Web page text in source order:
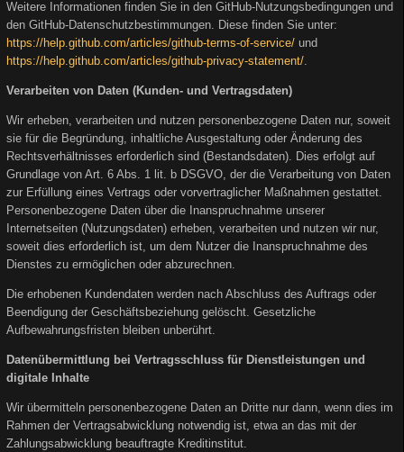
Weitere Informationen finden Sie in den GitHub-Nutzungsbedingungen und
den GitHub-Datenschutzbestimmungen. Diese finden Sie unter:
https://help.github.com/articles/github-terms-of-service/ und
https://help.github.com/articles/github-privacy-statement/.
Verarbeiten von Daten (Kunden- und Vertragsdaten)
Wir erheben, verarbeiten und nutzen personenbezogene Daten nur, soweit
sie für die Begründung, inhaltliche Ausgestaltung oder Änderung des
Rechtsverhältnisses erforderlich sind (Bestandsdaten). Dies erfolgt auf
Grundlage von Art. 6 Abs. 1 lit. b DSGVO, der die Verarbeitung von Daten
zur Erfüllung eines Vertrags oder vorvertraglicher Maßnahmen gestattet.
Personenbezogene Daten über die Inanspruchnahme unserer
Internetseiten (Nutzungsdaten) erheben, verarbeiten und nutzen wir nur,
soweit dies erforderlich ist, um dem Nutzer die Inanspruchnahme des
Dienstes zu ermöglichen oder abzurechnen.
Die erhobenen Kundendaten werden nach Abschluss des Auftrags oder
Beendigung der Geschäftsbeziehung gelöscht. Gesetzliche
Aufbewahrungsfristen bleiben unberührt.
Datenübermittlung bei Vertragsschluss für Dienstleistungen und
digitale Inhalte
Wir übermitteln personenbezogene Daten an Dritte nur dann, wenn dies im
Rahmen der Vertragsabwicklung notwendig ist, etwa an das mit der
Zahlungsabwicklung beauftragte Kreditinstitut.